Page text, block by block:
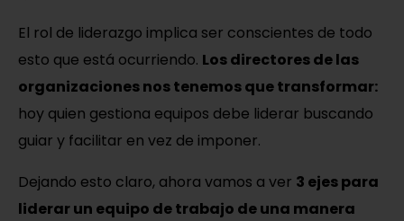
El rol de liderazgo implica ser conscientes de todo
esto que está ocurriendo. Los directores de las
organizaciones nos tenemos que transformar:
hoy quien gestiona equipos debe liderar buscando
guiar y facilitar en vez de imponer.
Dejando esto claro, ahora vamos a ver 3 ejes para
liderar un equipo de trabajo de una manera